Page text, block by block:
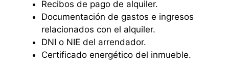
Recibos de pago de alquiler.
Documentación de gastos e ingresos
relacionados con el alquiler.
DNI o NIE del arrendador.
Certificado energético del inmueble.